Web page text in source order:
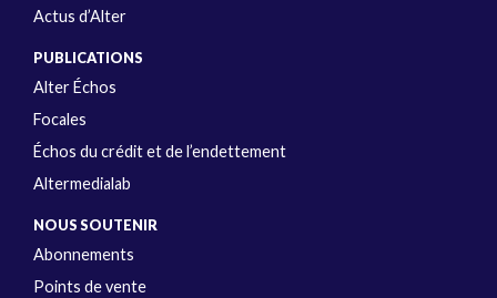
Actus d’Alter
PUBLICATIONS
Alter Échos
Focales
Échos du crédit et de l’endettement
Altermedialab
NOUS SOUTENIR
Abonnements
Points de vente